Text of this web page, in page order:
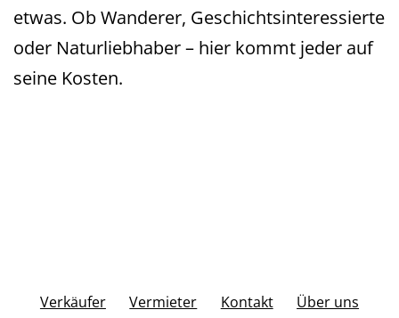
etwas. Ob Wanderer, Geschichtsinteressierte
oder Naturliebhaber – hier kommt jeder auf
seine Kosten.
Verkäufer Vermieter Kontakt Über uns